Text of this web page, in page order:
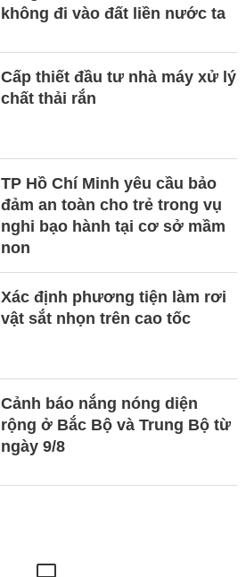
không đi vào đất liền nước ta
Cấp thiết đầu tư nhà máy xử lý
chất thải rắn
TP Hồ Chí Minh yêu cầu bảo
đảm an toàn cho trẻ trong vụ
nghi bạo hành tại cơ sở mầm
non
Xác định phương tiện làm rơi
vật sắt nhọn trên cao tốc
Cảnh báo nắng nóng diện
rộng ở Bắc Bộ và Trung Bộ từ
ngày 9/8